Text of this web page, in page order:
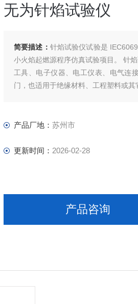
无为针焰试验仪
简要描述： 针焰试验仪试验是
小火焰起燃源程序仿真试验项目。 针
工具、电子仪器、电工仪表、电气连
门，也适用于绝缘材料、工程塑料或其
产品厂地： 苏州市
更新时间： 2026-02-28
产品咨询